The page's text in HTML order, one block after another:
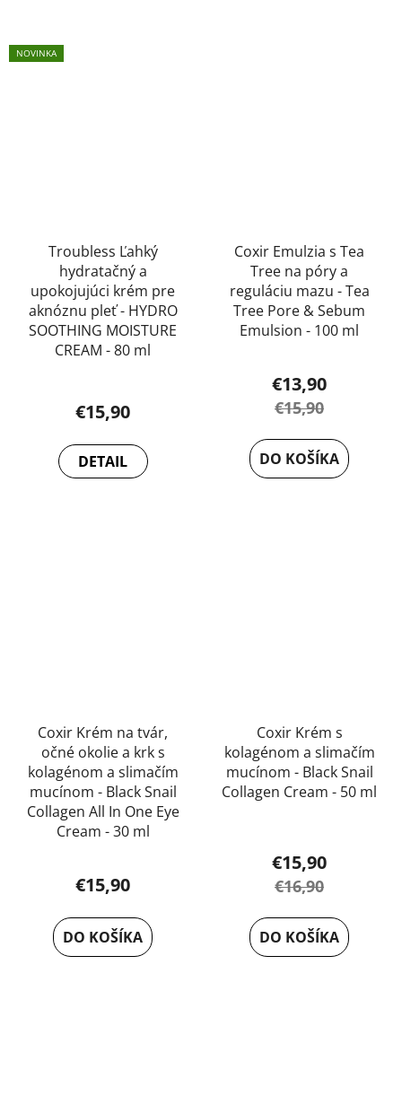
NOVINKA
Troubless Ľahký
hydratačný a
upokojujúci krém pre
aknóznu pleť - HYDRO
SOOTHING MOISTURE
CREAM - 80 ml
€15,90
DETAIL
Coxir Emulzia s Tea
Tree na póry a
reguláciu mazu - Tea
Tree Pore & Sebum
Emulsion - 100 ml
€13,90
€15,90
DO KOŠÍKA
Coxir Krém na tvár,
očné okolie a krk s
kolagénom a slimačím
mucínom - Black Snail
Collagen All In One Eye
Cream - 30 ml
€15,90
DO KOŠÍKA
Coxir Krém s
kolagénom a slimačím
mucínom - Black Snail
Collagen Cream - 50 ml
hodnotenie
produktu
5,0
€15,90
€16,90
DO KOŠÍKA